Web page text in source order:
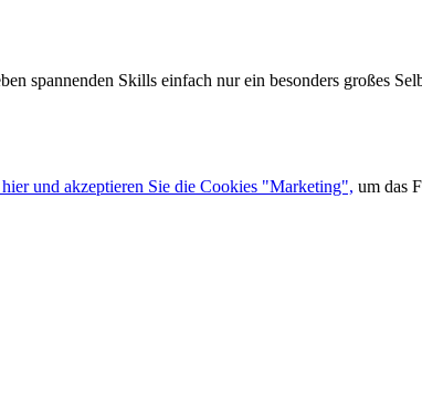
spannenden Skills einfach nur ein besonders großes
und akzeptieren Sie die Cookies "Marketing", um das